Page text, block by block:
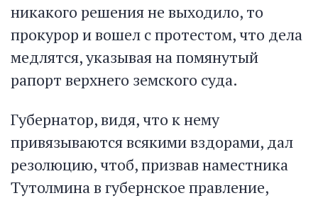
никакого решения не выходило, то
прокурор и вошел с протестом, что дела
медлятся, указывая на помянутый
рапорт верхнего земского суда.
Губернатор, видя, что к нему
привязываются всякими вздорами, дал
резолюцию, чтоб, призвав наместника
Тутолмина в губернское правление,